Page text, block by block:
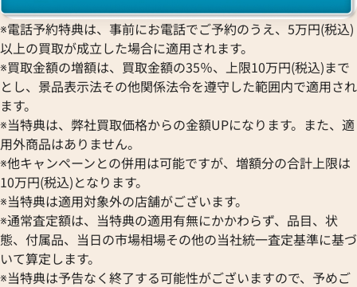
イマー オートマティック
格
日時点の参考買取価格です
373,000円
※2024年6月27日時点の参考
Hermes
エルメス
OMEGA
オメガ
ORIENT
オリエント
ORIS
オリス
Audemars Piguet
オーデマ ピゲ
Vacheron Constantin
ヴァシュロン・コンスタンタン
Van Cleef & Arpels
ヴァンクリーフ＆アーペル
ジン
STOWA
ストーヴァ
SEIKO
セイコー
CENTURY
センチュリー
ZENITH
ゼニス
Blancpain
ブランパン
BVLGARI
ブルガリ
Breguet
ブレゲ
BULOVA
ブローバ
Bell & Ross
ベル＆ロス
BAUME＆MERCIER
ボーム＆メルシエ
BALL Watch
ボール ウォッチ
※電話予約特典は、事前にお電話でご予約のうえ、5万円(税込)
以上の買取が成立した場合に適用されます。
※買取金額の増額は、買取金額の35％、上限10万円(税込)まで
とし、景品表示法その他関係法令を遵守した範囲内で適用され
ます。
※当特典は、弊社買取価格からの金額UPになります。また、適
用外商品はありません。
※他キャンペーンとの併用は可能ですが、増額分の合計上限は
10万円(税込)となります。
※当特典は適用対象外の店舗がございます。
※通常査定額は、当特典の適用有無にかかわらず、品目、状
態、付属品、当日の市場相場その他の当社統一査定基準に基づ
いて算定します。
※当特典は予告なく終了する可能性がございますので、予めご